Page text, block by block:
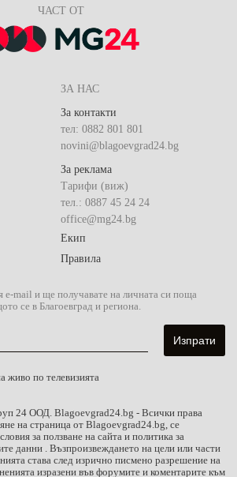
ЧАСТ ОТ
ЗА НАС
За контакти
тел: 0882 801 801
novini@blagoevgrad24.bg
За реклама
Тарифи (виж)
тел.: 0887 45 24 24
office@mg24.bg
Екип
Правила
e-mail и ще получавате на личната си поща
се в Благоевград и региона.
живо по телевизията
24 ООД. Blagoevgrad24.bg - Всички права
на страница от Blagoevgrad24.bg, се
за ползване на сайта и политика за
данни . Възпроизвеждането на цели или части
става след изрично писмено разрешение на
изразени във форумите и коментарите към